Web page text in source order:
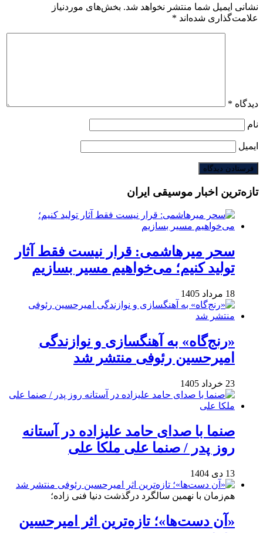
نشانی ایمیل شما منتشر نخواهد شد. بخش‌های موردنیاز
علامت‌گذاری شده‌اند *
دیدگاه *
نام
ایمیل
تازه‌ترین اخبار موسیقی ایران
سحر میرهاشمی: قرار نیست فقط آثار
تولید کنیم؛ می‌خواهیم مسیر بسازیم
18 مرداد 1405
«رنج‌گاه» به آهنگسازی و نوازندگی
امیرحسین رئوفی منتشر شد
23 خرداد 1405
صنما با صدای حامد علیزاده در آستانه
روز پدر / صنما علی ملکا علی
13 دی 1404
هم‌زمان با نهمین سالگرد درگذشت دنیا فنی زاده؛
«آن دست‌ها»؛ تازه‌ترین اثر امیرحسین